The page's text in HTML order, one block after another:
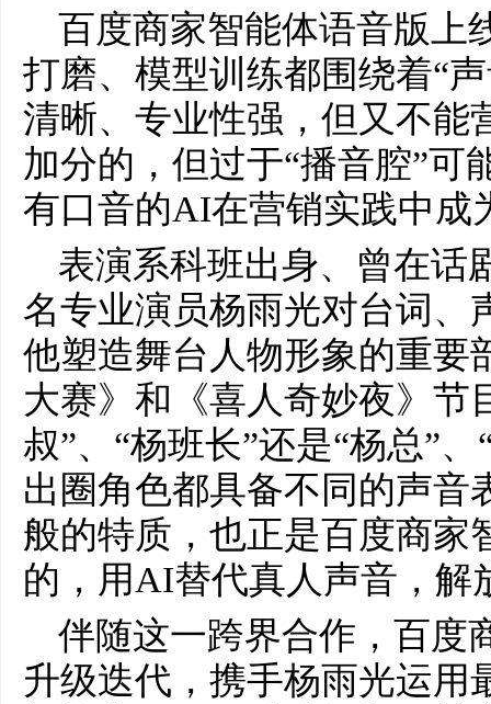
百度商家智能体语音版上
打磨、模型训练都围绕着“
清晰、专业性强，但又不能
加分的，但过于“播音腔”可
有口音的AI在营销实践中成
表演系科班出身、曾在话
名专业演员杨雨光对台词、
他塑造舞台人物形象的重要
大赛》和《喜人奇妙夜》节
叔”、“杨班长”还是“杨总”
出圈角色都具备不同的声音
般的特质，也正是百度商家
的，用AI替代真人声音，解
伴随这一跨界合作，百度
升级迭代，携手杨雨光运用